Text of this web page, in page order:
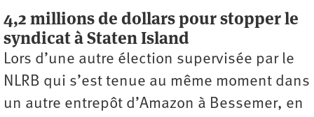
4,2 millions de dollars pour stopper le
syndicat à Staten Island
Lors d’une autre élection supervisée par le
NLRB qui s’est tenue au même moment dans
un autre entrepôt d’Amazon à Bessemer, en